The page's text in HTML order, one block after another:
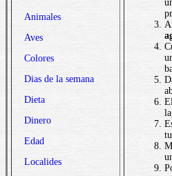
Animales
Aves
Colores
Dias de la semana
Dieta
Dinero
Edad
Localides